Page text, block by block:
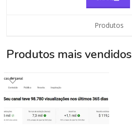
Produtos
Produtos mais vendidos